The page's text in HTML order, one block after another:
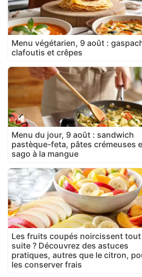
Menu végétarien, 9 août :
clafoutis et crêpes
Menu du jour, 9 août : sandwich
pastèque-feta, pâtes crémeuses
sago à la mangue
Les fruits coupés noircissent
suite ? Découvrez des astuces
pratiques, autres que le citron,
les conserver frais